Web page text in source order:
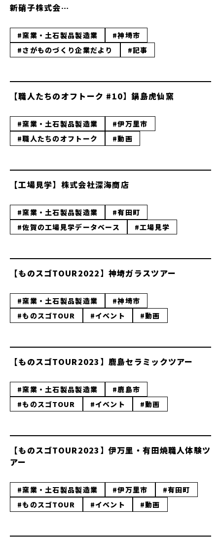
新硝子株式会…
#窯業・土石製品製造業
#神埼市
#さがものづくり企業だより
#記事
【職人たちのオフトーク #10】鍋島虎仙窯
#窯業・土石製品製造業
#伊万里市
#職人たちのオフトーク
#動画
【工場見学】株式会社深海商店
#窯業・土石製品製造業
#有田町
#佐賀の工場見学データベース
#工場見学
【ものスゴTOUR2022】神埼ガラスツアー
#窯業・土石製品製造業
#神埼市
#ものスゴTOUR
#イベント #動画
【ものスゴTOUR2023】鹿島セラミックツアー
#窯業・土石製品製造業
#鹿島市
#ものスゴTOUR
#イベント #動画
【ものスゴTOUR2023】伊万里・有田焼職人体験ツ
アー
#窯業・土石製品製造業 #伊万里市
#有田町
#ものスゴTOUR
#イベント #動画